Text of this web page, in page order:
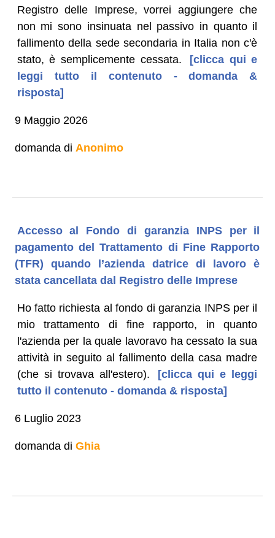
Registro delle Imprese, vorrei aggiungere che
non mi sono insinuata nel passivo in quanto il
fallimento della sede secondaria in Italia non c'è
stato, è semplicemente cessata.
[clicca qui e
leggi tutto il contenuto - domanda &
risposta]
9 Maggio 2026
domanda di Anonimo
Accesso al Fondo di garanzia INPS per il
pagamento del Trattamento di Fine Rapporto
(TFR) quando l’azienda datrice di lavoro è
stata cancellata dal Registro delle Imprese
Ho fatto richiesta al fondo di garanzia INPS per il
mio trattamento di fine rapporto, in quanto
l'azienda per la quale lavoravo ha cessato la sua
attività in seguito al fallimento della casa madre
(che si trovava all'estero).
[clicca qui e leggi
tutto il contenuto - domanda & risposta]
6 Luglio 2023
domanda di Ghia